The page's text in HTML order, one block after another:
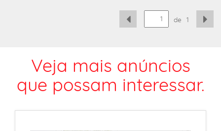
de 1
Veja mais anúncios
que possam interessar.